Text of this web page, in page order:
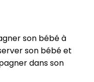
son bébé à
son bébé et
dans son